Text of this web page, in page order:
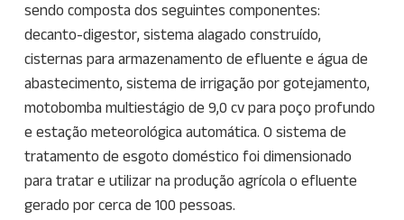
sendo composta dos seguintes componentes:
decanto-digestor, sistema alagado construído,
cisternas para armazenamento de efluente e água de
abastecimento, sistema de irrigação por gotejamento,
motobomba multiestágio de 9,0 cv para poço profundo
e estação meteorológica automática. O sistema de
tratamento de esgoto doméstico foi dimensionado
para tratar e utilizar na produção agrícola o efluente
gerado por cerca de 100 pessoas.